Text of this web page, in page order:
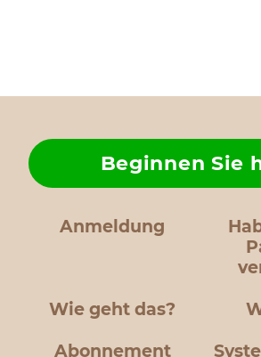
Anmeldung
Wie geht das?
Beginnen Sie
Abonnement